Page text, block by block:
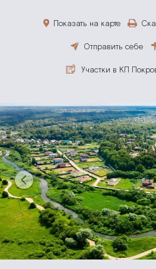
Показать на карте
Отправить себе
Участки в КП